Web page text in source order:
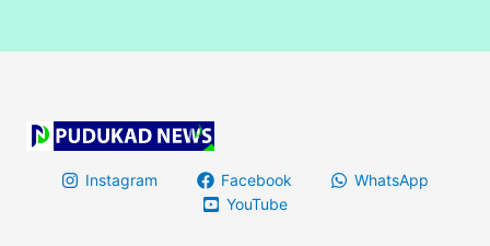
Instagram Facebook
WhatsApp
YouTube